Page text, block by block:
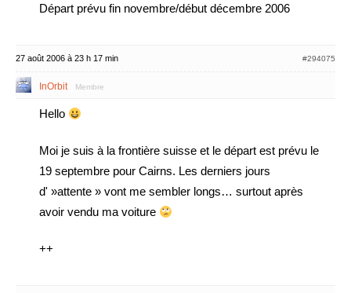
Départ prévu fin novembre/début décembre 2006
27 août 2006 à 23 h 17 min #294075
InOrbit Membre
Hello
Moi je suis à la frontière suisse et le départ est prévu le
19 septembre pour Cairns. Les derniers jours
d' »attente » vont me sembler longs… surtout après
avoir vendu ma voiture
++